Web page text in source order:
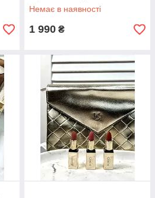
Немає в наявності
1 990 ₴